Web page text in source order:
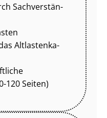
Sach­ver­stän­
Alt­las­ten­ka­
120 Seiten)